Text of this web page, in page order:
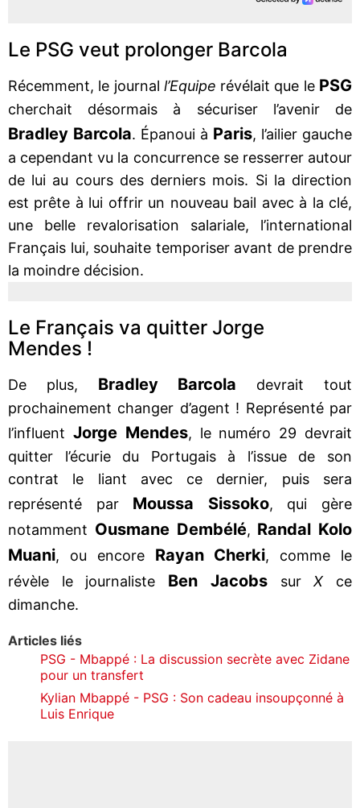
Le PSG veut prolonger Barcola
Récemment, le journal l’Equipe révélait que le PSG
cherchait désormais à sécuriser l’avenir de
Bradley Barcola. Épanoui à Paris, l’ailier gauche
a cependant vu la concurrence se resserrer autour
de lui au cours des derniers mois. Si la direction
est prête à lui offrir un nouveau bail avec à la clé,
une belle revalorisation salariale, l’international
Français lui, souhaite temporiser avant de prendre
la moindre décision.
Le Français va quitter Jorge
Mendes !
De plus, Bradley Barcola devrait tout
prochainement changer d’agent ! Représenté par
l’influent Jorge Mendes, le numéro 29 devrait
quitter l’écurie du Portugais à l’issue de son
contrat le liant avec ce dernier, puis sera
représenté par Moussa Sissoko, qui gère
notamment Ousmane Dembélé, Randal Kolo
Muani, ou encore Rayan Cherki, comme le
révèle le journaliste Ben JacobssurX ce
dimanche.
Articles liés
PSG - Mbappé : La discussion secrète avec Zidane
pour un transfert
Kylian Mbappé - PSG : Son cadeau insoupçonné à
Luis Enrique